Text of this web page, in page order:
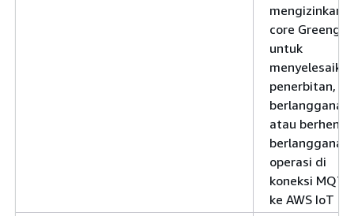
mengizinkan
core
untuk
penerbitan,
berlangganan,
atau berhenti
berlangganan
operasi di
koneksi MQTT
ke AWS IoT